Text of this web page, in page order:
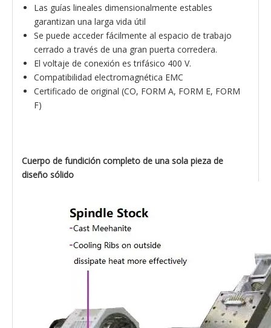
Las guías lineales dimensionalmente estables
garantizan una larga vida útil
Se puede acceder fácilmente al espacio de trabajo
cerrado a través de una gran puerta corredera.
El voltaje de conexión es trifásico 400 V.
Compatibilidad electromagnética EMC
Certificado de original (CO, FORM A, FORM E, FORM
F)
Cuerpo de fundición completo de una sola pieza de
diseño sólido